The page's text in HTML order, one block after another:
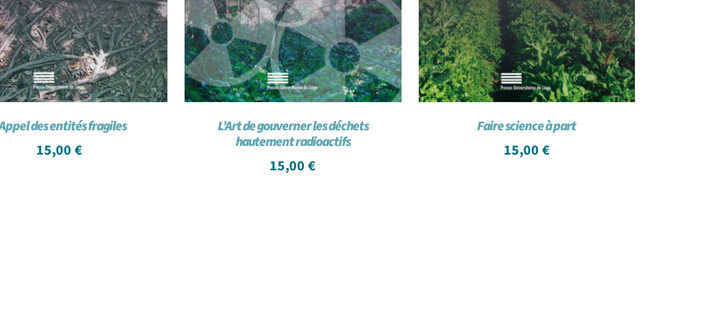
des entités fragiles
15,00 €
L’Art de gouverner les déchets
hautement radioactifs
15,00€
Faire science à part
15,00 €